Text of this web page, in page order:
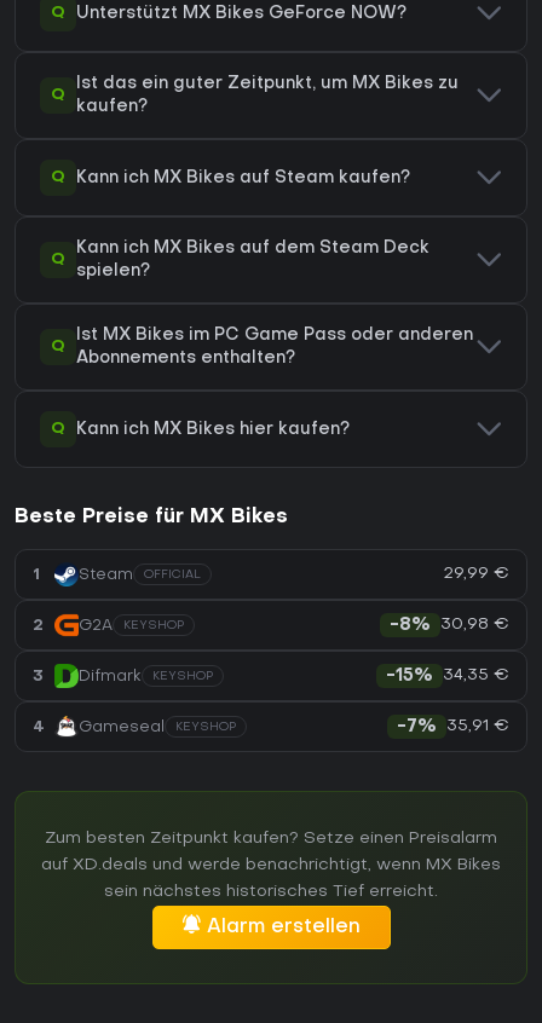
Q Unterstützt MX Bikes GeForce NOW?
Q
Ist das ein guter Zeitpunkt, um MX Bikes zu
kaufen?
Q Kann ich MX Bikes auf Steam kaufen?
Q
Kann ich MX Bikes auf dem Steam Deck
spielen?
Q
Ist MX Bikes im PC Game Pass oder anderen
Abonnements enthalten?
Q Kann ich MX Bikes hier kaufen?
Beste Preise für MX Bikes
1 Steam OFFICIAL 29,99 €
2 G2A KEYSHOP -8% 30,98 €
3 Difmark KEYSHOP -15% 34,35 €
4 Gameseal KEYSHOP -7% 35,91 €
Zum besten Zeitpunkt kaufen? Setze einen Preisalarm
auf XD.deals und werde benachrichtigt, wenn MX Bikes
sein nächstes historisches Tief erreicht.
Alarm erstellen